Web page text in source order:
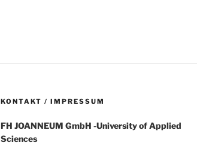
KONTAKT / IMPRESSUM
FH JOANNEUM GmbH -University of Applied
Sciences